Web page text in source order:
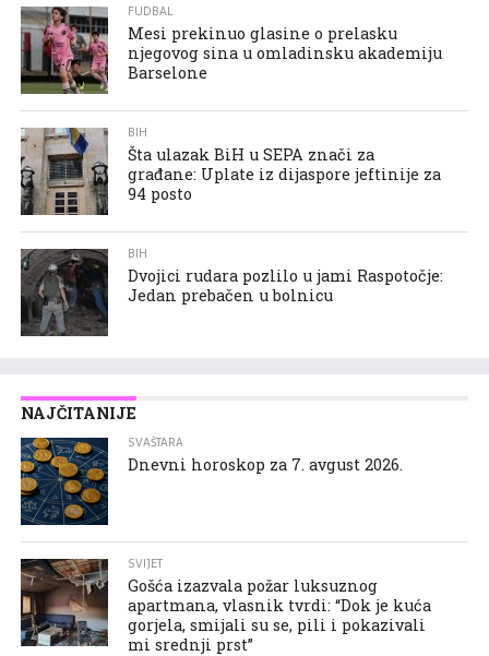
FUDBAL
Mesi prekinuo glasine o prelasku
njegovog sina u omladinsku akademiju
Barselone
BIH
Šta ulazak BiH u SEPA znači za
građane: Uplate iz dijaspore jeftinije za
94 posto
BIH
Dvojici rudara pozlilo u jami Raspotočje:
Jedan prebačen u bolnicu
NAJČITANIJE
SVAŠTARA
Dnevni horoskop za 7. avgust 2026.
SVIJET
Gošća izazvala požar luksuznog
apartmana, vlasnik tvrdi: “Dok je kuća
gorjela, smijali su se, pili i pokazivali
mi srednji prst”